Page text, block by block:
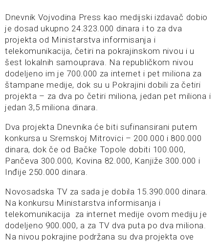
Dnevnik Vojvodina Press kao medijski izdavač dobio
je dosad ukupno 24.323.000 dinara i to za dva
projekta od Ministarstva informisanja i
telekomunikacija, četiri na pokrajinskom nivou i u
šest lokalnih samouprava. Na republičkom nivou
dodeljeno im je 700.000 za internet i pet miliona za
štampane medije, dok su u Pokrajini dobili za četiri
projekta – za dva po četiri miliona, jedan pet miliona i
jedan 3,5 miliona dinara.
Dva projekta Dnevnika će biti sufinansirani putem
konkursa u Sremskoj Mitrovici – 200.000 i 800.000
dinara, dok če od Bačke Topole dobiti 100.000,
Pančeva 300.000, Kovina 82.000, Kanjiže 300.000 i
Inđije 250.000 dinara.
Novosadska TV za sada je dobila 15.390.000 dinara.
Na konkursu Ministarstva informisanja i
telekomunikacija za internet medije ovom mediju je
dodeljeno 900.000, a za TV dva puta po dva miliona.
Na nivou pokrajine podržana su dva projekta ove